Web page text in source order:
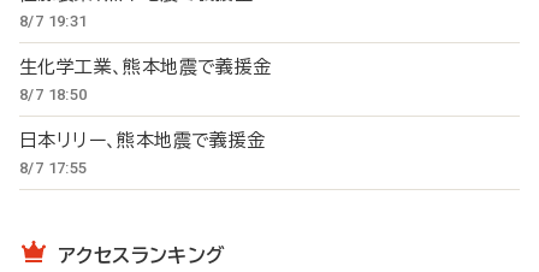
8/7 19:31
生化学工業、熊本地震で義援金
8/7 18:50
日本リリー、熊本地震で義援金
8/7 17:55
アクセスランキング